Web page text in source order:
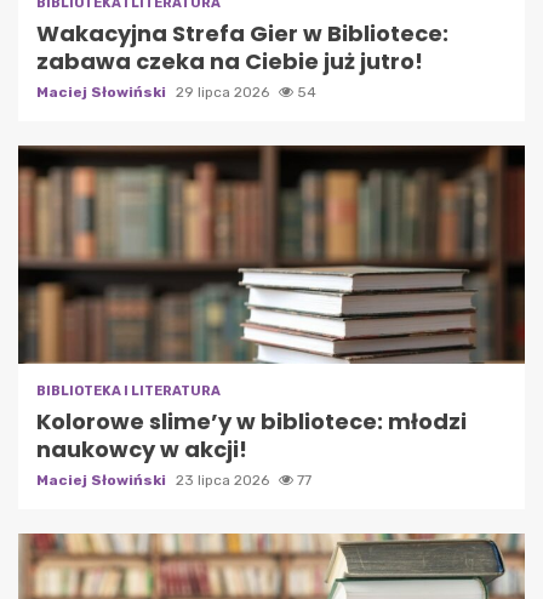
Wakacyjna Strefa Gier w Bibliotece:
zabawa czeka na Ciebie już jutro!
Maciej Słowiński 29 lipca 2026 54
BIBLIOTEKA I LITERATURA
Kolorowe slime’y w bibliotece: młodzi
naukowcy w akcji!
Maciej Słowiński 23 lipca 2026 77